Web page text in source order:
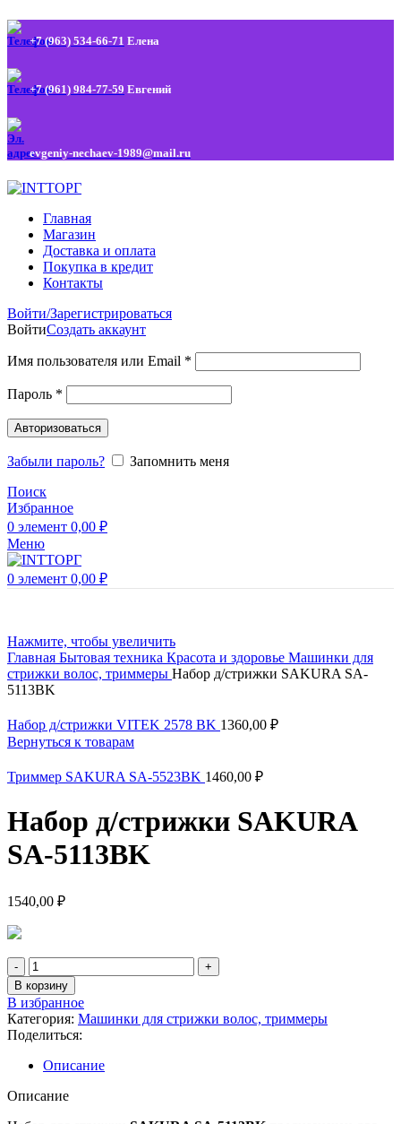
+7 (963) 534-66-71 Елена
+7 (961) 984-77-59 Евгений
evgeniy-nechaev-1989@mail.ru
Главная
Магазин
Доставка и оплата
Покупка в кредит
Контакты
Войти/Зарегистрироваться
ВойтиСоздать аккаунт
Имя пользователя или Email *
Пароль *
Авторизоваться
Забыли пароль?
Запомнить меня
Поиск
Избранное
0 элемент 0,00 ₽
Меню
0 элемент 0,00 ₽
Нажмите, чтобы увеличить
Главная Бытовая техника Красота и здоровье Машинки для
стрижки волос, триммеры Набор д/стрижки SAKURA SA-
5113BK
Набор д/стрижки VITEK 2578 BK 1360,00 ₽
Вернуться к товарам
Триммер SAKURA SA-5523BK 1460,00 ₽
Набор д/стрижки SAKURA
SA-5113BK
1540,00 ₽
В корзину
В избранное
Категория: Машинки для стрижки волос, триммеры
Поделиться:
Описание
Описание